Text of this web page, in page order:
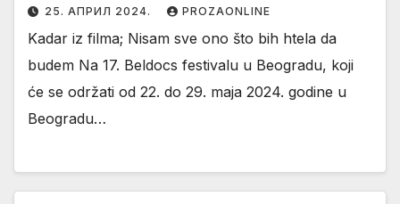
25. АПРИЛ 2024. PROZAONLINE
Kadar iz filma; Nisam sve ono što bih htela da
budem Na 17. Beldocs festivalu u Beogradu, koji
će se održati od 22. do 29. maja 2024. godine u
Beogradu…